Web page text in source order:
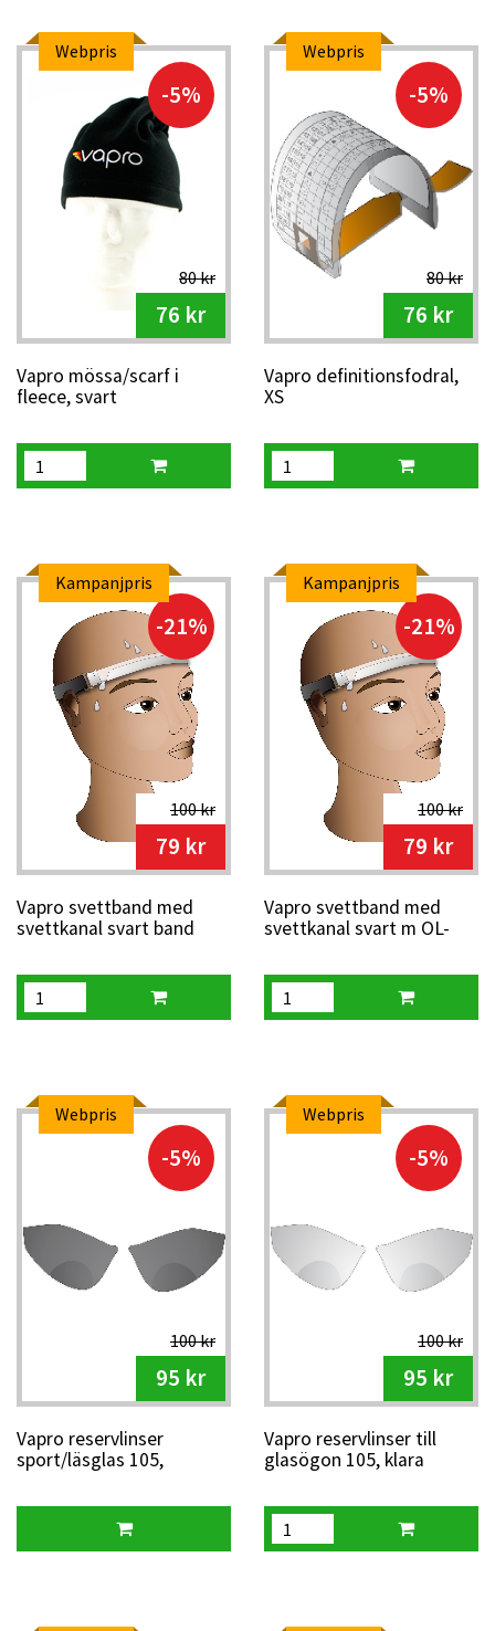
Webpris
-5%
80 kr
76 kr
Vapro mössa/scarf i
fleece, svart
Webpris
-5%
80 kr
76 kr
Vapro definitionsfodral,
XS
Kampanjpris
-21%
100 kr
79 kr
Vapro svettband med
svettkanal svart band
Kampanjpris
-21%
100 kr
79 kr
Vapro svettband med
svettkanal svart m OL-
Webpris
-5%
100 kr
95 kr
Vapro reservlinser
sport/läsglas 105,
Webpris
-5%
100 kr
95 kr
Vapro reservlinser till
glasögon 105, klara